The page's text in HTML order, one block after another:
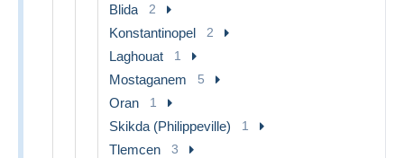
Blida 2
Konstantinopel 2
Laghouat 1
Mostaganem 5
Oran 1
Skikda (Philippeville) 1
Tlemcen 3